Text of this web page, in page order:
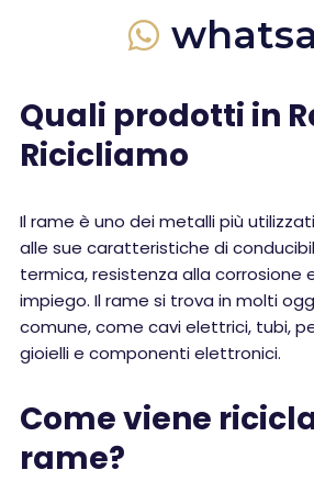
Quali prodotti in
Ricicliamo
Il rame è uno dei metalli più
alle sue caratteristiche di
termica, resistenza alla corrosione
impiego. Il rame si trova in molti
comune, come cavi elettrici, tubi,
gioielli e componenti elettronici.
Come viene
rame?